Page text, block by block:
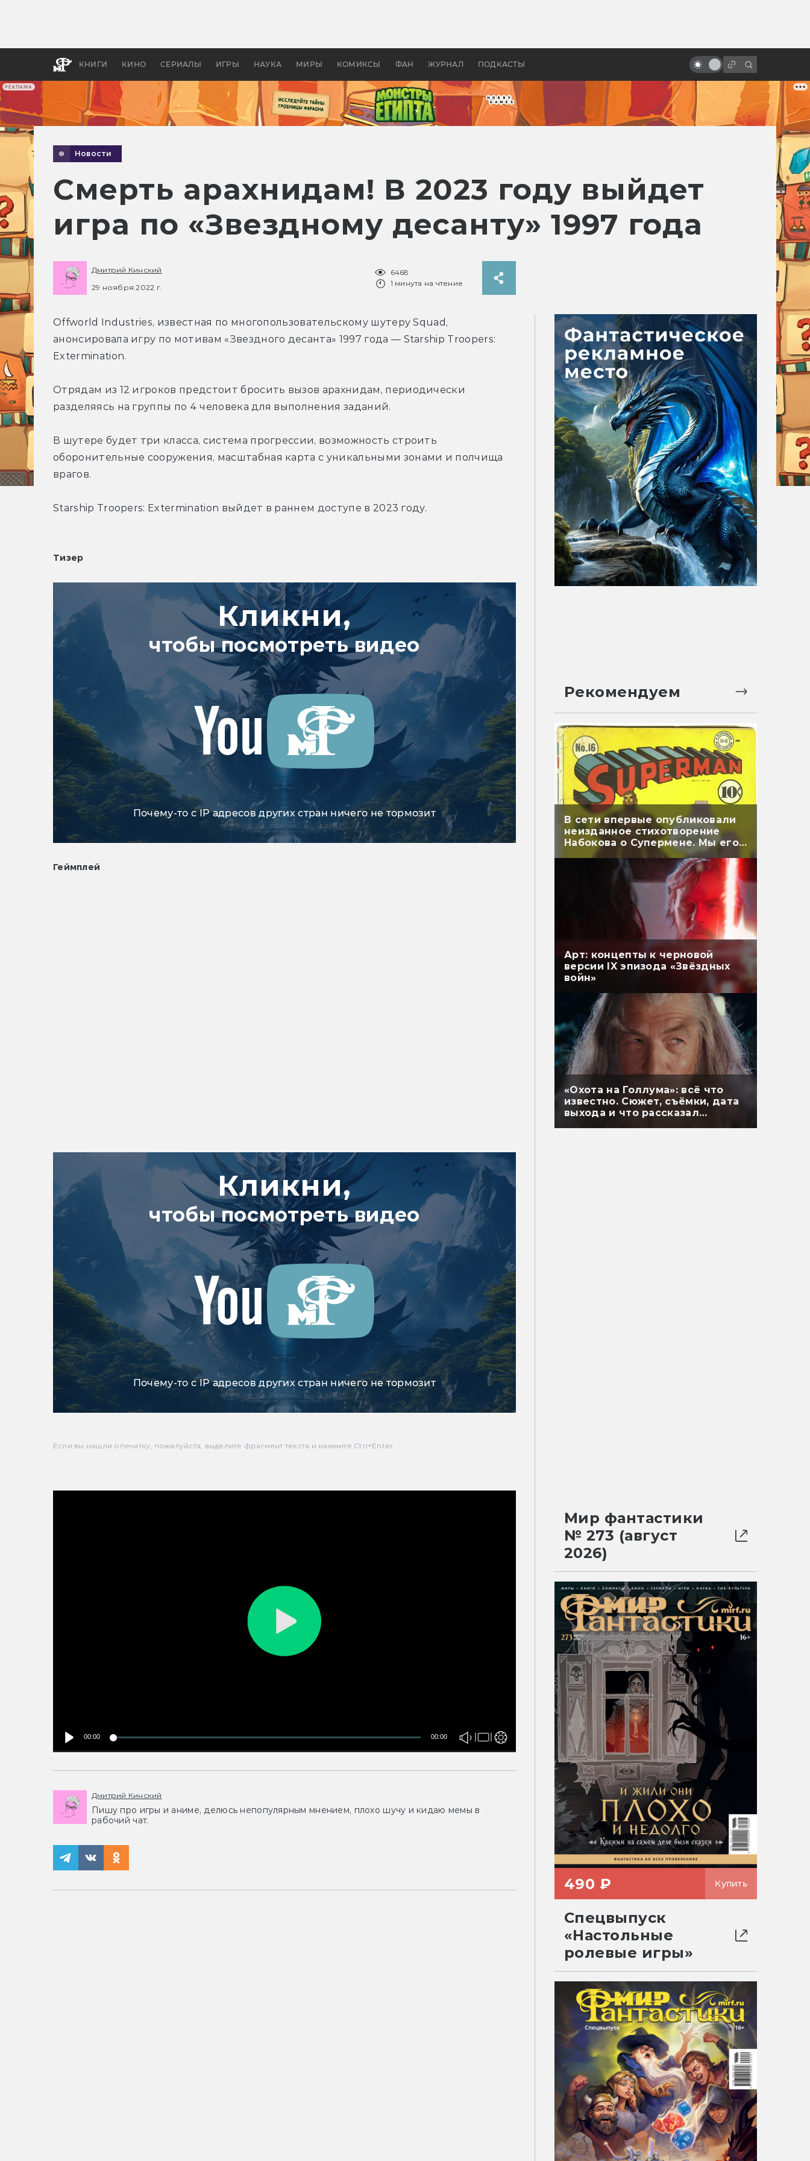
РЕКЛАМА
КНИГИ КИНО СЕРИАЛЫ ИГРЫ НАУКА МИРЫ КОМИКСЫ ФАН ЖУРНАЛ ПОДКАСТЫ
бы «Властелина колец»
Древней Грецией
миллиарды
Новости
Смерть арахнидам! В 2023 году выйдет
игра по «Звездному десанту» 1997 года
Дмитрий Кинский
29 ноября 2022 г.
6468
1 минута на чтение
Offworld Industries, известная по многопользовательскому шутеру Squad,
анонсировала игру по мотивам «Звездного десанта» 1997 года — Starship Troopers:
Extermination.
Отрядам из 12 игроков предстоит бросить вызов арахнидам, периодически
разделяясь на группы по 4 человека для выполнения заданий.
В шутере будет три класса, система прогрессии, возможность строить
оборонительные сооружения, масштабная карта с уникальными зонами и полчища
врагов.
Starship Troopers: Extermination выйдет в раннем доступе в 2023 году.
Тизер
Кликни,
чтобы посмотреть видео
Почему-то с IP адресов других стран ничего не тормозит
Геймплей
Кликни,
чтобы посмотреть видео
Почему-то с IP адресов других стран ничего не тормозит
Если вы нашли опечатку, пожалуйста, выделите фрагмент текста и нажмите Ctrl+Enter.
00:00 00:00
Дмитрий Кинский
Пишу про игры и аниме, делюсь непопулярным мнением, плохо шучу и кидаю мемы в
рабочий чат.
Рекомендуем
В сети впервые опубликовали
неизданное стихотворение
Набокова о Супермене. Мы его
перевели
Арт: концепты к черновой
версии IX эпизода «Звёздных
войн»
«Охота на Голлума»: всё что
известно. Сюжет, съёмки, дата
выхода и что рассказал
Мир фантастики
№ 273 (август
2026)
490 ₽ Купить
Спецвыпуск
«Настольные
ролевые игры»